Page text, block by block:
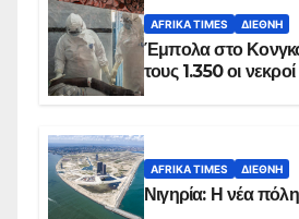
AFRIKA TIMES ΔΙΕΘΝΉ
Έμπολα στο
τους 1.350 οι νεκροί
AFRIKA TIMES ΔΙΕΘΝΉ
Νιγηρία: Η νέα